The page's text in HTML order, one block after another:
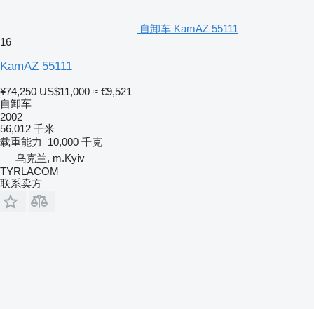
自卸车 KamAZ 55111
16
KamAZ 55111
¥74,250 US$11,000 ≈ €9,521
自卸车
2002
56,012 千米
载重能力
10,000 千克
乌克兰, m.Kyiv
TYRLACOM
联系卖方